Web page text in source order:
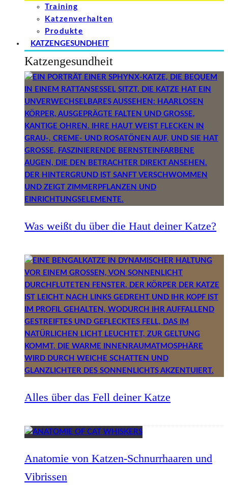
Training
Katzenverhalten
Produkte
KATZENGESUNDHEIT
Katzengesundheit
Was weißt du über die Haut deiner Katze?
Alles über das Fell deiner Katze
Anatomie von Katzen-Schnurrhaaren und
Vibrissen